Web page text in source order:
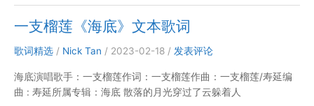
词
《美
的
神
一支榴莲《海底》文本歌词
歌词精选 / Nick Tan / 2023-02-18 / 发表评论
海底演唱歌手：一支榴莲作词：一支榴莲作曲：一支榴莲/寿延编
曲 : 寿延所属专辑：海底 散落的月光穿过了云躲着人